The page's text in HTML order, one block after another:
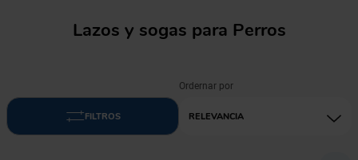
Lazos y sogas para Perros
RELEVANCIA